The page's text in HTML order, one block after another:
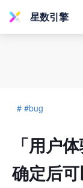
星数引擎
# #bug
「用户
确定后